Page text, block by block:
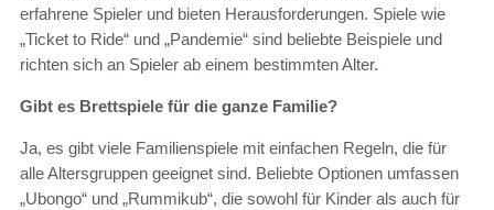
erfahrene Spieler und bieten Herausforderungen. Spiele wie
„Ticket to Ride“ und „Pandemie“ sind beliebte Beispiele und
richten sich an Spieler ab einem bestimmten Alter.
Gibt es Brettspiele für die ganze Familie?
Ja, es gibt viele Familienspiele mit einfachen Regeln, die für
alle Altersgruppen geeignet sind. Beliebte Optionen umfassen
„Ubongo“ und „Rummikub“, die sowohl für Kinder als auch für